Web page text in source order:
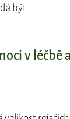
být…
v léčbě